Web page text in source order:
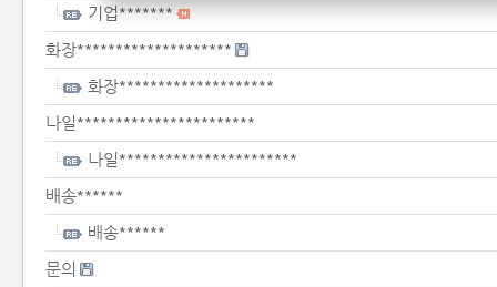
기업*******
화장********************
화장********************
나일***********************
나일***********************
배송******
배송******
문의